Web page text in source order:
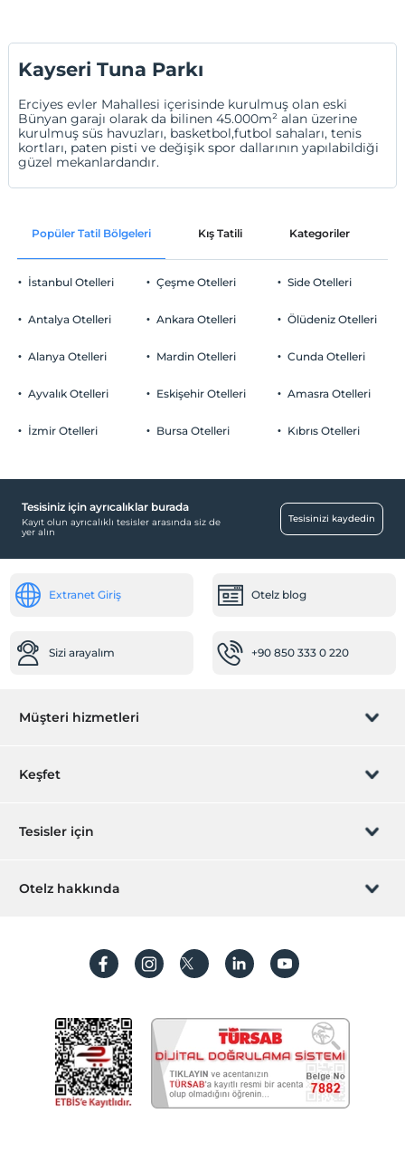
Kayseri Tuna Parkı
Erciyes evler Mahallesi içerisinde kurulmuş olan eski
Bünyan garajı olarak da bilinen 45.000m² alan üzerine
kurulmuş süs havuzları, basketbol,futbol sahaları, tenis
kortları, paten pisti ve değişik spor dallarının yapılabildiği
güzel mekanlardandır.
Popüler Tatil Bölgeleri Kış Tatili Kategoriler
İstanbul Otelleri
Antalya Otelleri
Alanya Otelleri
Ayvalık Otelleri
İzmir Otelleri
Çeşme Otelleri
Ankara Otelleri
Mardin Otelleri
Eskişehir Otelleri
Bursa Otelleri
Side Otelleri
Ölüdeniz Otelleri
Cunda Otelleri
Amasra Otelleri
Kıbrıs Otelleri
Tesisiniz için ayrıcalıklar burada
Kayıt olun ayrıcalıklı tesisler arasında siz de
yer alın
Tesisinizi kaydedin
Extranet Giriş Otelz blog
Sizi arayalım +90 850 333 0 220
Müşteri hizmetleri
Rezervasyon yönet
Sıkça sorulan sorular
İşlem rehberi
Keşfet
Hediye Kart
Hesap oluştur
Tesisler için
Hemen tesisinizi ekleyin
Otelz hakkında
Koşullar ve şartlar
Aydınlatma metni